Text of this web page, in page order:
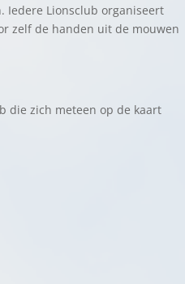
Iedere Lionsclub organiseert
zelf de handen uit de mouwen
die zich meteen op de kaart